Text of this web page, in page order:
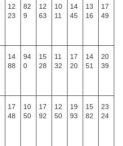
12
23
82
9
12
63
10
11
14
45
13
16
17
49
14
88
94
0
15
28
11
32
17
20
14
51
20
39
17
48
10
50
17
92
12
50
19
93
15
82
23
24